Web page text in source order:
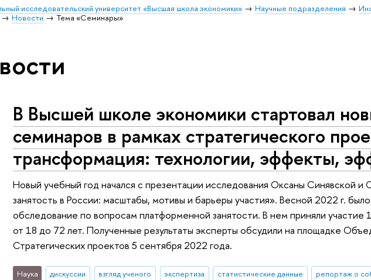
исследовательский университет «Высшая школа экономики» Научные подразделения
Новости Тема «Семинары»
В Высшей школе экономики стартовал
семинаров в рамках стратегического
трансформация: технологии, эффекты,
Новый учебный год начался с презентации исследования Оксаны Синявской
занятость в России: масштабы, мотивы и барьеры участия». Весной 2022 г.
обследование по вопросам платформенной занятости. В нем приняли участие
от 18 до 72 лет. Полученные результаты эксперты обсудили на площадке
Стратегических проектов 5 сентября 2022 года.
Наука дискуссии взгляд ученого экспертиза статистические данные репортаж о